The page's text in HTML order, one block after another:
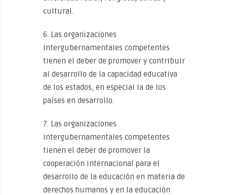
cultural.
6. Las organizaciones
intergubernamentales competentes
tienen el deber de promover y contribuir
al desarrollo de la capacidad educativa
de los estados, en especial la de los
países en desarrollo.
7. Las organizaciones
intergubernamentales competentes
tienen el deber de promover la
cooperación internacional para el
desarrollo de la educación en materia de
derechos humanos y en la educación